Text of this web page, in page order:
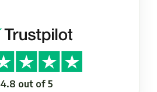
4.8 out of 5